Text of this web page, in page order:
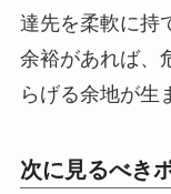
達先を柔軟に持
余裕があれば、
らげる余地が生
次に見るべき